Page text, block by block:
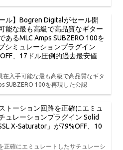
ル】Bogren Digitalがセール開
能な最も高級で高品質なギター
あるMLC Amps SUBZERO 100を
シミュレーションプラグイン
、17ドル圧倒的過去最安値
入手可能な最も高級で高品質なギタ
SUBZERO 100を再現した公認
トーション回路を正確にエミュ
ュレーションプラグイン Solid
X-Saturator」が79%OFF、10
正確にエミュレートしたサチュレーシ